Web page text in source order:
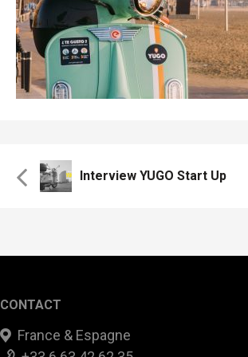
Interview YUGO Start Up
CONTACT
France & Espagne